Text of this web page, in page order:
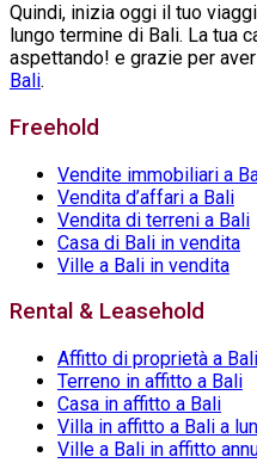
Quindi, inizia oggi il tuo
lungo termine di Bali. La tua
aspettando! e grazie per
Bali.
Freehold
Vendite immobiliari a
Vendita d’affari a Bali
Vendita di terreni a Bali
Casa di Bali in vendita
Ville a Bali in vendita
Rental & Leasehold
Affitto di proprietà a Bali
Terreno in affitto a Bali
Casa in affitto a Bali
Villa in affitto a Bali a
Ville a Bali in affitto